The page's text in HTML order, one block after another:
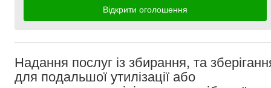
Відкрити оголошення
Надання послуг із збирання, та
для подальшої утилізації або